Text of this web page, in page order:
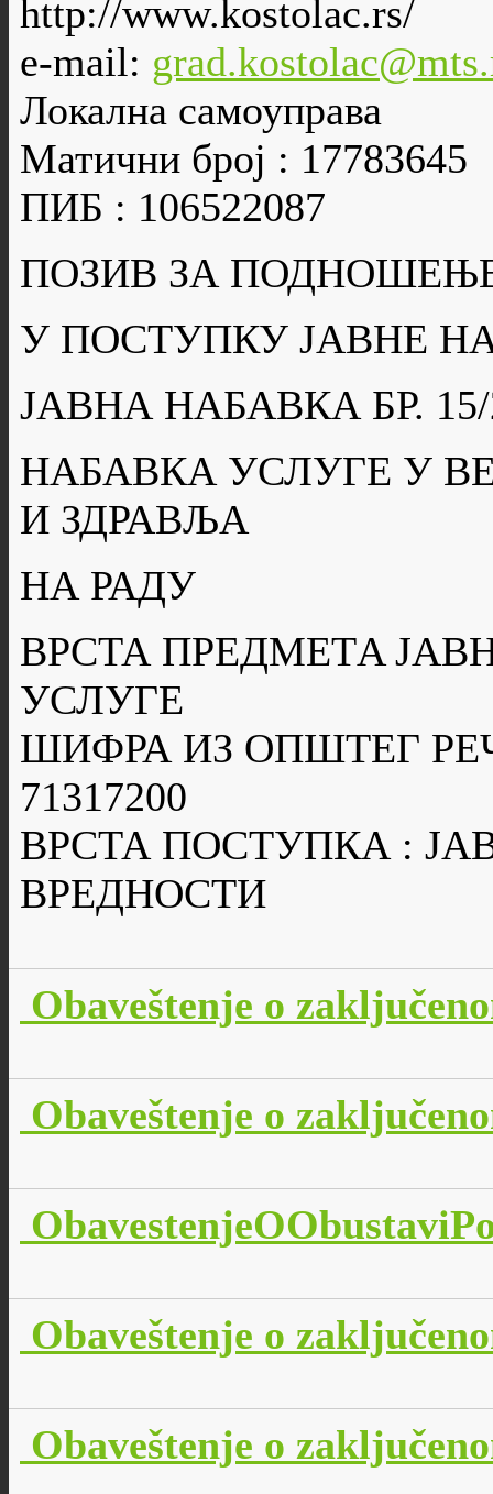
http://www.kostolac.rs/
e-mail:
Локална самоуправа
Матични број : 17783645
ПИБ : 106522087
ПОЗИВ ЗА
У ПОСТУПКУ ЈАВНЕ
ЈАВНА НАБАВКА БР. 15/
НАБАВКА УСЛУГЕ У
И ЗДРАВЉА
НА РАДУ
ВРСТА ПРЕДМЕТA
УСЛУГЕ
ШИФРА ИЗ ОПШТЕГ
71317200
ВРСТА ПОСТУПКА :
ВРЕДНОСТИ
Obaveštenje o
Obaveštenje o
Obaveštenje o
Obaveštenje o